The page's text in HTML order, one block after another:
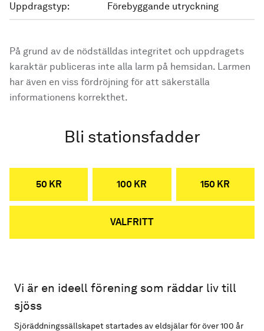
Uppdragstyp: Förebyggande utryckning
På grund av de nödställdas integritet och uppdragets
karaktär publiceras inte alla larm på hemsidan. Larmen
har även en viss fördröjning för att säkerställa
informationens korrekthet.
Bli stationsfadder
50 KR 100 KR 150 KR
VALFRITT
Vi är en ideell förening som räddar liv till
sjöss
Sjöräddningssällskapet startades av eldsjälar för över 100 år